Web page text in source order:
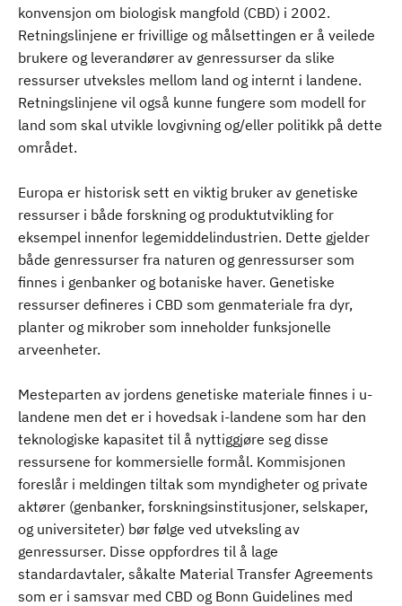
konvensjon om biologisk mangfold (CBD) i 2002.
Retningslinjene er frivillige og målsettingen er å veilede
brukere og leverandører av genressurser da slike
ressurser utveksles mellom land og internt i landene.
Retningslinjene vil også kunne fungere som modell for
land som skal utvikle lovgivning og/eller politikk på dette
området.
Europa er historisk sett en viktig bruker av genetiske
ressurser i både forskning og produktutvikling for
eksempel innenfor legemiddelindustrien. Dette gjelder
både genressurser fra naturen og genressurser som
finnes i genbanker og botaniske haver. Genetiske
ressurser defineres i CBD som genmateriale fra dyr,
planter og mikrober som inneholder funksjonelle
arveenheter.
Mesteparten av jordens genetiske materiale finnes i u-
landene men det er i hovedsak i-landene som har den
teknologiske kapasitet til å nyttiggjøre seg disse
ressursene for kommersielle formål. Kommisjonen
foreslår i meldingen tiltak som myndigheter og private
aktører (genbanker, forskningsinstitusjoner, selskaper,
og universiteter) bør følge ved utveksling av
genressurser. Disse oppfordres til å lage
standardavtaler, såkalte Material Transfer Agreements
som er i samsvar med CBD og Bonn Guidelines med